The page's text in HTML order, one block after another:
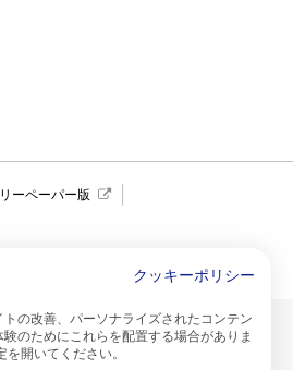
ーペーパー版
クッキーポリシー
の改善、パーソナライズされたコンテン
のためにこれらを配置する場合がありま
開いてください。